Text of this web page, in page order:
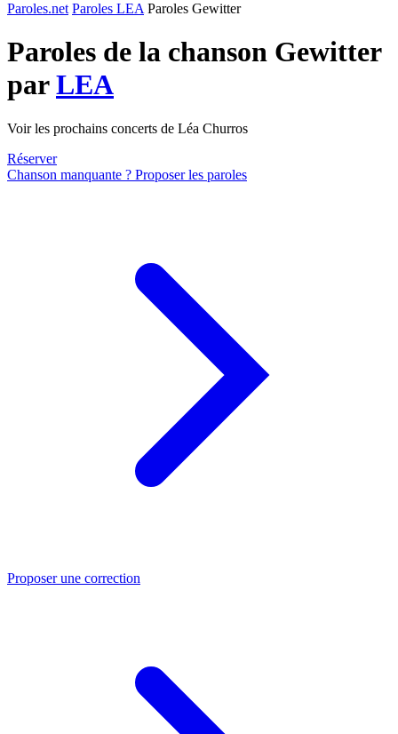
Paroles.net Paroles LEA Paroles Gewitter
Paroles de la chanson Gewitter
parLEA
Voir les prochains concerts de Léa Churros
Réserver
Chanson manquante ? Proposer les paroles
Proposer une correction